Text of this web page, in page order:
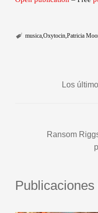
musica Oxytocin Patricia
Los
Ransom